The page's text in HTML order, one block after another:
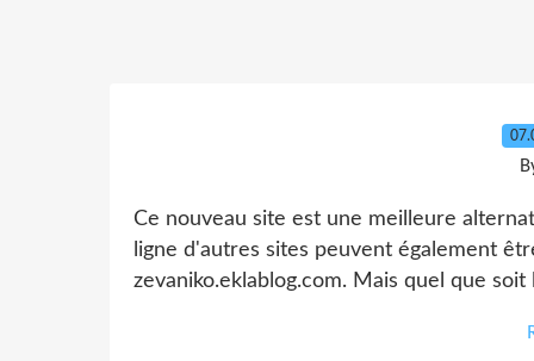
Ce nouveau site est une meilleure
ligne d'autres sites peuvent également
zevaniko.eklablog.com. Mais quel que